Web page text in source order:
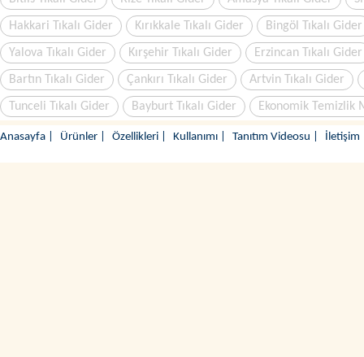
Hakkari Tıkalı Gider Kırıkkale Tıkalı Gider Bingöl Tıkalı Gider
Yalova Tıkalı Gider Kırşehir Tıkalı Gider Erzincan Tıkalı Gider
Bartın Tıkalı Gider Çankırı Tıkalı Gider Artvin Tıkalı Gider
Tunceli Tıkalı Gider Bayburt Tıkalı Gider Ekonomik Temizlik
Anasayfa Ürünler Özellikleri Kullanımı Tanıtım Videosu İletişim